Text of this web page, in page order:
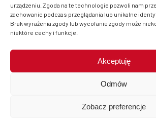
urządzeniu. Zgoda na te technologie pozwoli nam
zachowanie podczas przeglądania lub unikalne
Brak wyrażenia zgody lub wycofanie zgody może
niektóre cechy i funkcje.
Akceptuję
Odmów
Zobacz preferencje
Projekt i wsparcie techniczne: Logonet Sp.